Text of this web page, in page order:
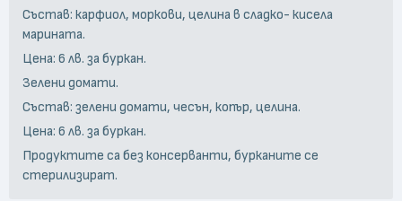
Състав: карфиол, моркови, целина в сладко- кисела
марината.
Цена: 6 лв. за буркан.
Зелени домати.
Състав: зелени домати, чесън, копър, целина.
Цена: 6 лв. за буркан.
Продуктите са без консерванти, бурканите се
стерилизират.